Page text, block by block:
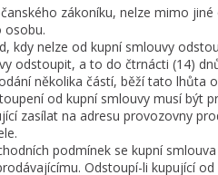
zákoníku, nelze mimo
osobu.
kdy nelze od kupní smlouvy
odstoupit, a to do čtrnácti (14)
několika částí, běží tato lhůta
od kupní smlouvy musí být
zasílat na adresu provozovny
podmínek se kupní
Odstoupí-li kupující